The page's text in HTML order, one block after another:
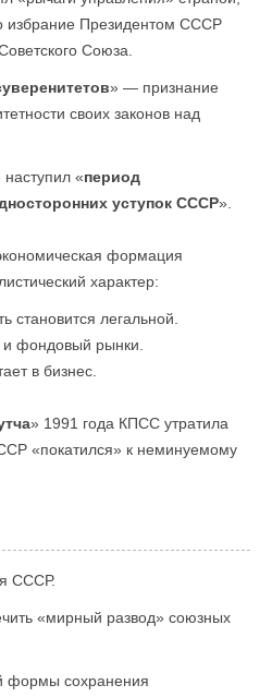
избрание Президентом СССР
Союза.
» — признание
своих законов над
«период
уступок СССР».
формация
характер:
становится легальной.
фондовый рынки.
в бизнес.
» 1991 года КПСС утратила
«покатился» к неминуемому
СССР.
«мирный развод» союзных
формы сохранения